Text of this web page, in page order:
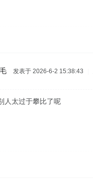
发表于 2026-6-2 15:38:43
人太过于攀比了呢